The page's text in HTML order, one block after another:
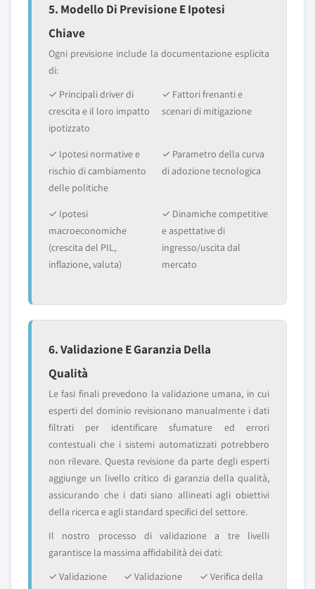
5. Modello Di Previsione E Ipotesi
Chiave
Ogni previsione include la documentazione esplicita
di:
✓ Principali driver di
crescita e il loro impatto
ipotizzato
✓ Fattori frenanti e
scenari di mitigazione
✓ Ipotesi normative e
rischio di cambiamento
delle politiche
✓ Parametro della curva
di adozione tecnologica
✓ Ipotesi
macroeconomiche
(crescita del PIL,
inflazione, valuta)
✓ Dinamiche competitive
e aspettative di
ingresso/uscita dal
mercato
6. Validazione E Garanzia Della
Qualità
Le fasi finali prevedono la validazione umana, in cui
esperti del dominio revisionano manualmente i dati
filtrati per identificare sfumature ed errori
contestuali che i sistemi automatizzati potrebbero
non rilevare. Questa revisione da parte degli esperti
aggiunge un livello critico di garanzia della qualità,
assicurando che i dati siano allineati agli obiettivi
della ricerca e agli standard specifici del settore.
Il nostro processo di validazione a tre livelli
garantisce la massima affidabilità dei dati:
✓ Validazione
✓ Validazione
✓ Verifica della